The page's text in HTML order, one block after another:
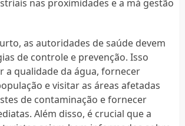
nas proximidades e a má gestão
as autoridades de saúde devem
de controle e prevenção. Isso
a qualidade da água, fornecer
e visitar as áreas afetadas
de contaminação e fornecer
Além disso, é crucial que a